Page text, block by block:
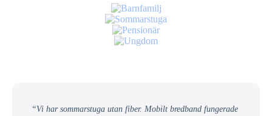
“Vi har sommarstuga utan fiber. Mobilt bredband fungerade